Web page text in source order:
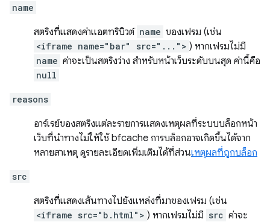
name
สตริงที่แสดงค่าแอตทริบิวต์ name ของเฟรม (เช่น
<iframe name="bar" src="..."> ) หากเฟรมไม่มี
name ค่าจะเป็นสตริงว่าง สำหรับหน้าเว็บระดับบนสุด ค่านี้คือ
null
reasons
อาร์เรย์ของสตริงแต่ละรายการแสดงเหตุผลที่ระบบบล็อกหน้า
เว็บที่นำทางไม่ให้ใช้ bfcache การบล็อกอาจเกิดขึ้นได้จาก
หลายสาเหตุ ดูรายละเอียดเพิ่มเติมได้ที่ส่วนเหตุผลที่ถูกบล็อก
src
สตริงที่แสดงเส้นทางไปยังแหล่งที่มาของเฟรม (เช่น
<iframe src="b.html"> ) หากเฟรมไม่มี src ค่าจะ